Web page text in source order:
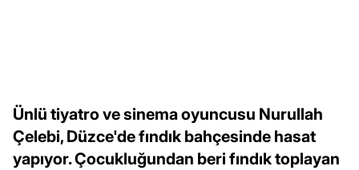
Ünlü tiyatro ve sinema oyuncusu Nurullah
Çelebi, Düzce'de fındık bahçesinde hasat
yapıyor. Çocukluğundan beri fındık toplayan